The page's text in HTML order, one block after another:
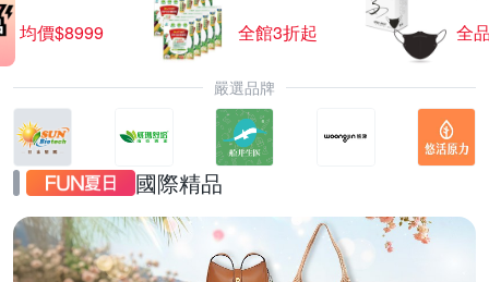
均價$8999
全館3折起
全
嚴選品牌
國際精品